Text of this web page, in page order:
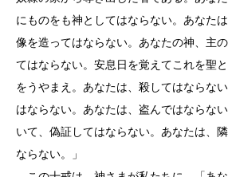
にものをも神としてはならない。あなた
像を造ってはならない。あなたの神、主
てはならない。安息日を覚えてこれを聖
をうやまえ。あなたは、殺してはならな
はならない。あなたは、盗んではならな
いて、偽証してはならない。あなたは、
ならない。」